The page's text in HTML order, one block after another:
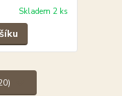
Skladem 2 ks